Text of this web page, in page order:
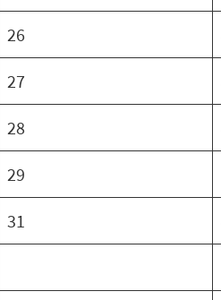
26
27
28
29
31